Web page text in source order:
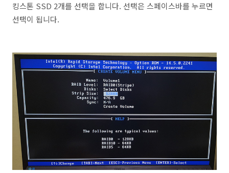
킹스톤 SSD 2개를 선택을 합니다. 선택은 스페이스바를 누르면
선택이 됩니다.